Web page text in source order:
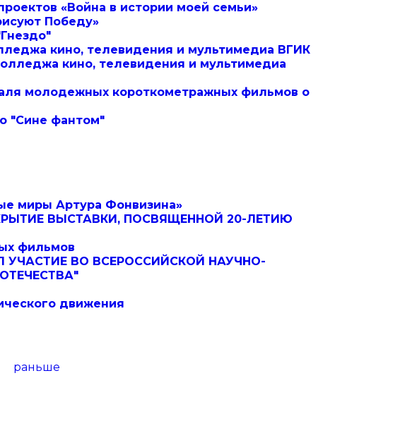
«Война в истории моей семьи»
Победу»
кино, телевидения и мультимедиа ВГИК
кино, телевидения и мультимедиа
молодежных короткометражных фильмов о
"Сине фантом"
миры Артура Фонвизина»
ВЫСТАВКИ, ПОСВЯЩЕННОЙ 20-ЛЕТИЮ
фильмов
ВО ВСЕРОССИЙСКОЙ НАУЧНО-
движения
раньше